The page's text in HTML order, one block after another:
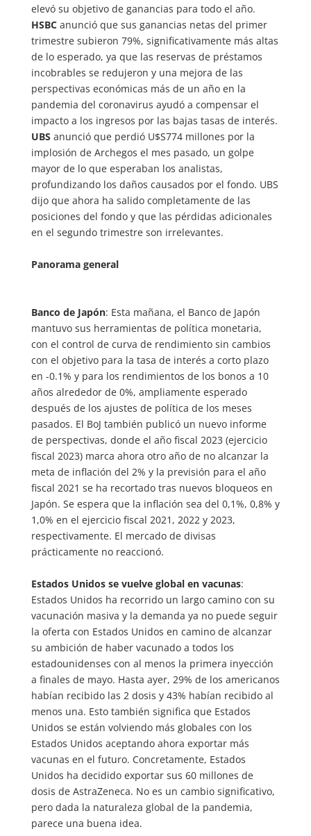
elevó su objetivo de ganancias para todo el año.
HSBCanunció que sus ganancias netas del primer
trimestre subieron 79%, significativamente más altas
de lo esperado, ya que las reservas de préstamos
incobrables se redujeron y una mejora de las
perspectivas económicas más de un año en la
pandemia del coronavirus ayudó a compensar el
impacto a los ingresos por las bajas tasas de interés.
UBS anunció que perdió U$S774 millones por la
implosión de Archegos el mes pasado, un golpe
mayor de lo que esperaban los analistas,
profundizando los daños causados por el fondo. UBS
dijo que ahora ha salido completamente de las
posiciones del fondo y que las pérdidas adicionales
en el segundo trimestre son irrelevantes.
Panorama general
Banco de Japón: Esta mañana, el Banco de Japón
mantuvo sus herramientas de política monetaria,
con el control de curva de rendimiento sin cambios
con el objetivo para la tasa de interés a corto plazo
en -0.1% y para los rendimientos de los bonos a 10
años alrededor de 0%, ampliamente esperado
después de los ajustes de política de los meses
pasados. El BoJ también publicó un nuevo informe
de perspectivas, donde el año fiscal 2023 (ejercicio
fiscal 2023) marca ahora otro año de no alcanzar la
meta de inflación del 2% y la previsión para el año
fiscal 2021 se ha recortado tras nuevos bloqueos en
Japón. Se espera que la inflación sea del 0,1%, 0,8% y
1,0% en el ejercicio fiscal 2021, 2022 y 2023,
respectivamente. El mercado de divisas
prácticamente no reaccionó.
Estados Unidos se vuelve global en vacunas:
Estados Unidos ha recorrido un largo camino con su
vacunación masiva y la demanda ya no puede seguir
la oferta con Estados Unidos en camino de alcanzar
su ambición de haber vacunado a todos los
estadounidenses con al menos la primera inyección
a finales de mayo. Hasta ayer, 29% de los americanos
habían recibido las 2 dosis y 43% habían recibido al
menos una. Esto también significa que Estados
Unidos se están volviendo más globales con los
Estados Unidos aceptando ahora exportar más
vacunas en el futuro. Concretamente, Estados
Unidos ha decidido exportar sus 60 millones de
dosis de AstraZeneca. No es un cambio significativo,
pero dada la naturaleza global de la pandemia,
parece una buena idea.